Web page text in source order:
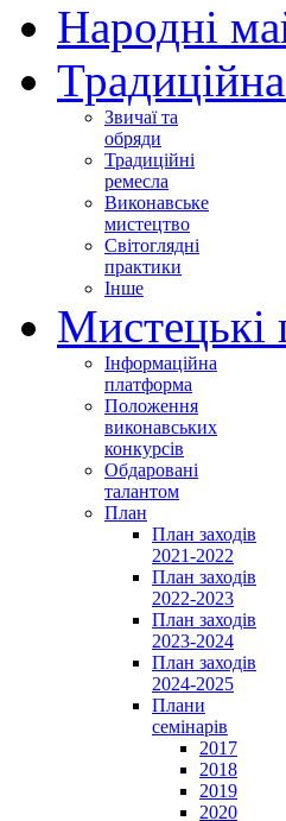
Народні
Звичаї та
обряди
Традиційні
ремесла
Виконавське
мистецтво
Світоглядні
практики
Інше
Мистецькі
Інформаційна
платформа
Положення
виконавських
конкурсів
Обдаровані
талантом
План
План заходів
2021-2022
План заходів
2022-2023
План заходів
2023-2024
План заходів
2024-2025
Плани
семінарів
2017
2018
2019
2020